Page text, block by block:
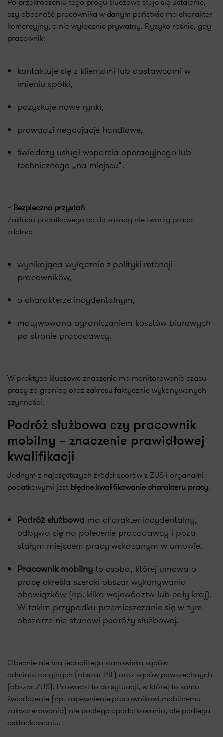
czy obecność pracownika w danym państwie ma charakter
komercyjny, a nie wyłącznie prywatny. Ryzyko rośnie, gdy
pracownik:
kontaktuje się z klientami lub dostawcami w
imieniu spółki,
pozyskuje nowe rynki,
prowadzi negocjacje handlowe,
świadczy usługi wsparcia operacyjnego lub
technicznego „na miejscu”.
– Bezpieczna przystań
Zakładu podatkowego co do zasady nie tworzy praca
zdalna:
wynikająca wyłącznie z polityki retencji
pracowników,
o charakterze incydentalnym,
motywowana ograniczaniem kosztów biurowych
po stronie pracodawcy.
W praktyce kluczowe znaczenie ma monitorowanie czasu
pracy za granicą oraz zakresu faktycznie wykonywanych
czynności.
Podróż służbowa czy pracownik
mobilny – znaczenie prawidłowej
kwalifikacji
Jednym z najczęstszych źródeł sporów z ZUS i organami
podatkowymi jest błędne kwalifikowanie charakteru pracy.
Podróż służbowa ma charakter incydentalny,
odbywa się na polecenie pracodawcy i poza
stałym miejscem pracy wskazanym w umowie.
Pracownik mobilnyto osoba, której umowa o
pracę określa szeroki obszar wykonywania
obowiązków (np. kilka województw lub cały kraj).
W takim przypadku przemieszczanie się w tym
obszarze nie stanowi podróży służbowej.
Obecnie nie ma jednolitego stanowiska sądów
administracyjnych (obszar PIT) oraz sądów powszechnych
(obszar ZUS). Prowadzi to do sytuacji, w której to samo
świadczenie (np. zapewnienie pracownikowi mobilnemu
zakwaterowania) nie podlega opodatkowaniu, ale podlega
oskładkowaniu.